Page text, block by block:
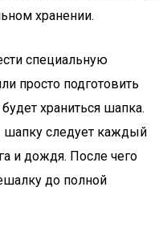
хранении.
специальную
просто подготовить
храниться шапка.
следует каждый
и дождя. После чего
до полной